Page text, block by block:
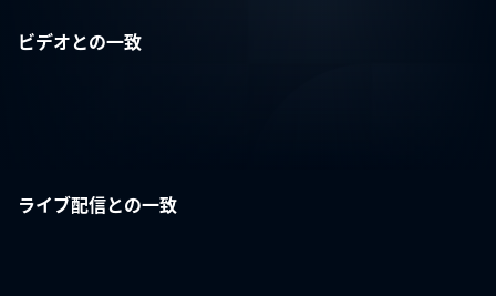
ビデオとの一致
ライブ配信との一致